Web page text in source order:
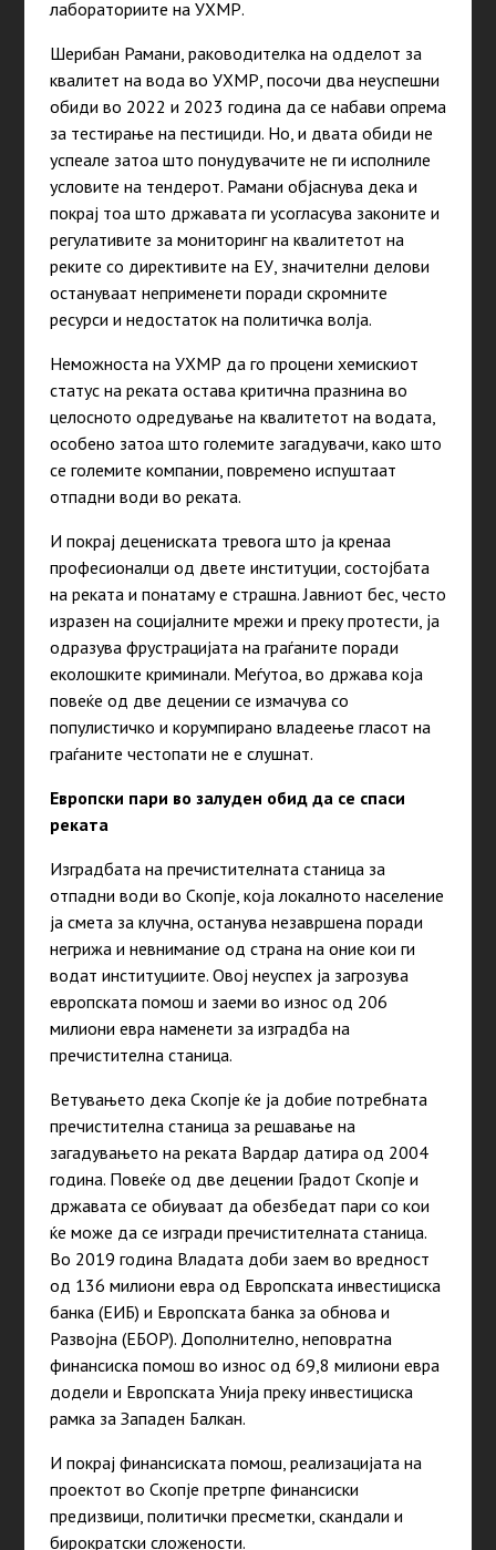
лабораториите на УХМР.
Шерибан Рамани, раководителка на одделот за
квалитет на вода во УХМР, посочи два неуспешни
обиди во 2022 и 2023 година да се набави опрема
за тестирање на пестициди. Но, и двата обиди не
успеале затоа што понудувачите не ги исполниле
условите на тендерот. Рамани објаснува дека и
покрај тоа што државата ги усогласува законите и
регулативите за мониторинг на квалитетот на
реките со директивите на ЕУ, значителни делови
остануваат неприменети поради скромните
ресурси и недостаток на политичка волја.
Неможноста на УХМР да го процени хемискиот
статус на реката остава критична празнина во
целосното одредување на квалитетот на водата,
особено затоа што големите загадувачи, како што
се големите компании, повремено испуштаат
отпадни води во реката.
И покрај децениската тревога што ја кренаа
професионалци од двете институции, состојбата
на реката и понатаму е страшна. Јавниот бес, често
изразен на социјалните мрежи и преку протести, ја
одразува фрустрацијата на граѓаните поради
еколошките криминали. Меѓутоа, во држава која
повеќе од две децении се измачува со
популистичко и корумпирано владеење гласот на
граѓаните честопати не е слушнат.
Европски пари во залуден обид да се спаси
реката
Изградбата на пречистителната станица за
отпадни води во Скопје, која локалното население
ја смета за клучна, останува незавршена поради
негрижа и невнимание од страна на оние кои ги
водат институциите. Овој неуспех ја загрозува
европската помош и заеми во износ од 206
милиони евра наменети за изградба на
пречистителна станица.
Ветувањето дека Скопје ќе ја добие потребната
пречистителна станица за решавање на
загадувањето на реката Вардар датира од 2004
година. Повеќе од две децении Градот Скопје и
државата се обиуваат да обезбедат пари со кои
ќе може да се изгради пречистителната станица.
Во 2019 година Владата доби заем во вредност
од 136 милиони евра од Европската инвестициска
банка (ЕИБ) и Европската банка за обнова и
Развојна (ЕБОР). Дополнително, неповратна
финансиска помош во износ од 69,8 милиони евра
додели и Европската Унија преку инвестициска
рамка за Западен Балкан.
И покрај финансиската помош, реализацијата на
проектот во Скопје претрпе финансиски
предизвици, политички пресметки, скандали и
бирократски сложености.